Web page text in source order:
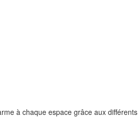
à chaque espace grâce aux différents